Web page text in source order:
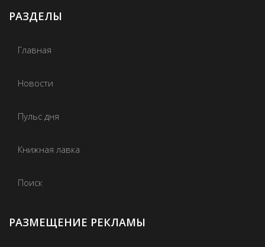
РАЗДЕЛЫ
Главная
Новости
Пульс дня
Книжная лавка
Поиск
РАЗМЕЩЕНИЕ РЕКЛАМЫ